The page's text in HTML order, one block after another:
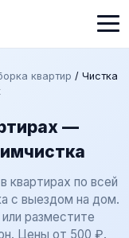
квартир / Чистка
—
квартирах по всей
с выездом на дом.
разместите
Цены от 500 ₽.